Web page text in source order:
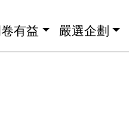
有益 嚴選企劃